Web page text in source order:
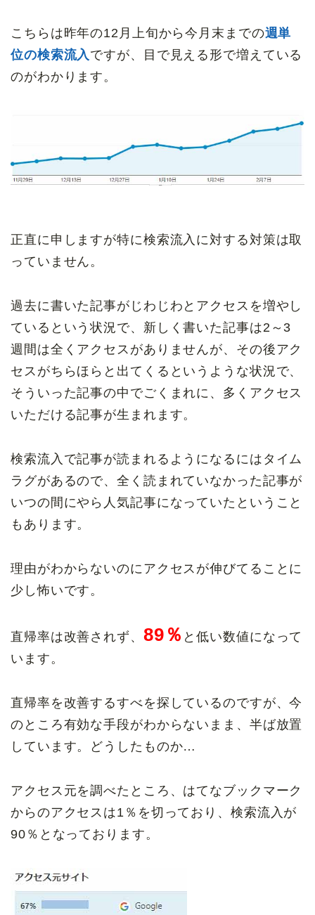
こちらは昨年の12月上旬から今月末までの週単
位の検索流入 ですが、目で見える形で増えている
のがわかります。
正直に申しますが特に検索流入に対する対策は取
っていません。
過去に書いた記事がじわじわとアクセスを増やし
ているという状況で、新しく書いた記事は2～3
週間は全くアクセスがありませんが、その後アク
セスがちらほらと出てくるというような状況で、
そういった記事の中でごくまれに、多くアクセス
いただける記事が生まれます。
検索流入で記事が読まれるようになるにはタイム
ラグがあるので、全く読まれていなかった記事が
いつの間にやら人気記事になっていたということ
もあります。
理由がわからないのにアクセスが伸びてることに
少し怖いです。
直帰率は改善されず、 89％ と低い数値になって
います。
直帰率を改善するすべを探しているのですが、今
のところ有効な手段がわからないまま、半ば放置
しています。どうしたものか…
アクセス元を調べたところ、はてなブックマーク
からのアクセスは1％を切っており、検索流入が
90％となっております。